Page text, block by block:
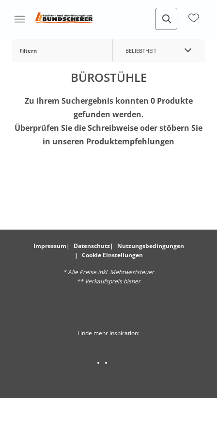
Filtern BELIEBTHEIT
BÜROSTÜHLE
Zu Ihrem Suchergebnis konnten 0 Produkte
gefunden werden.
Überprüfen Sie die Schreibweise oder stöbern Sie
in unseren Produktempfehlungen
Impressum Datenschutz
Nutzungsbedingungen
Cookie Einstellungen
* Alle Preise inkl. Mehrwertsteuer
** Verkaufspreis bisher
Finde mehr Inspiration: